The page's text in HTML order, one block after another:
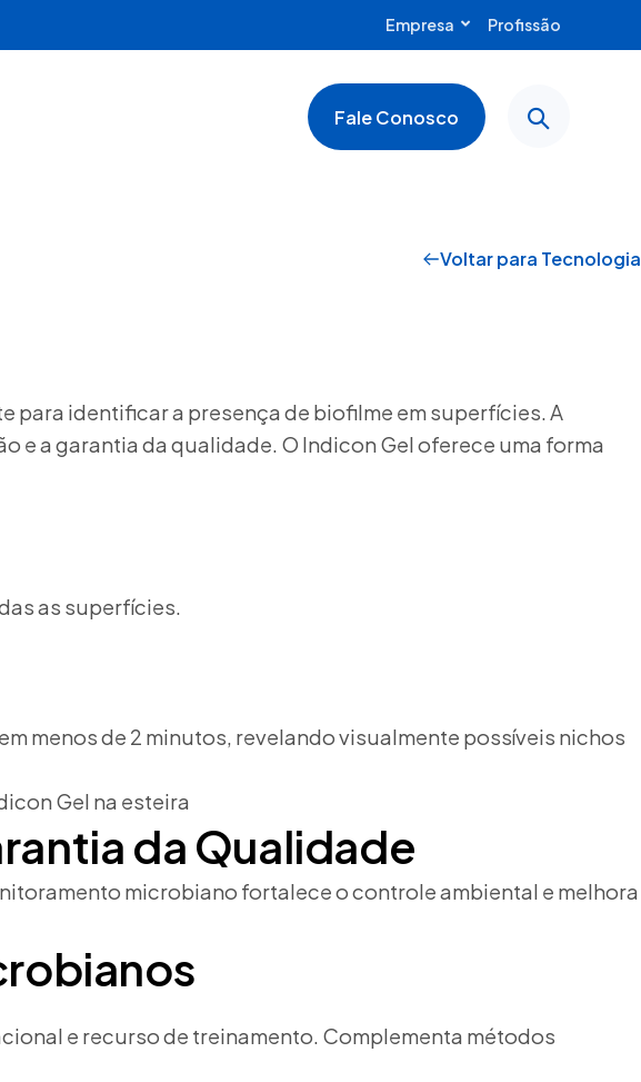
Empresa Profissão
Fale Conosco
Voltar para Tecnologia
identificar a presença de biofilme em superfícies. A
e a garantia da qualidade. O Indicon Gel oferece uma forma
as superfícies.
menos de 2 minutos, revelando visualmente possíveis nichos
da Qualidade
microbiano fortalece o controle ambiental e melhora
e recurso de treinamento. Complementa métodos